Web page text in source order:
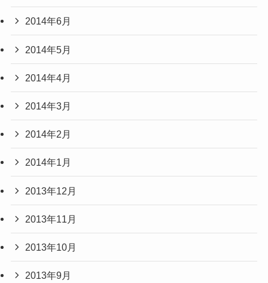
2014年6月
2014年5月
2014年4月
2014年3月
2014年2月
2014年1月
2013年12月
2013年11月
2013年10月
2013年9月